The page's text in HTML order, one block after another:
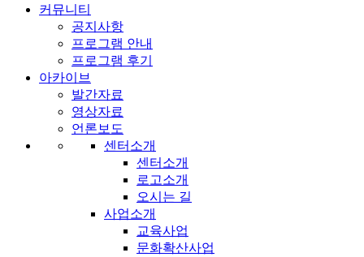
커뮤니티
공지사항
프로그램 안내
프로그램 후기
아카이브
발간자료
영상자료
언론보도
센터소개
센터소개
로고소개
오시는 길
사업소개
교육사업
문화확산사업